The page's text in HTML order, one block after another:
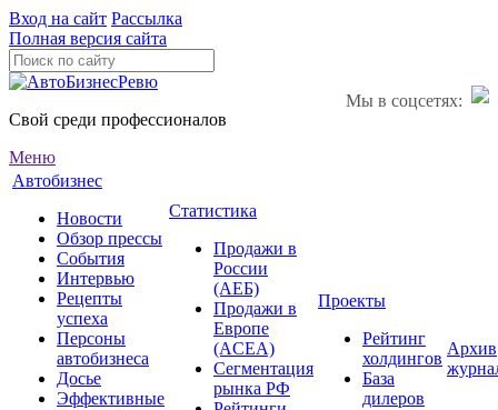
Вход на сайт Рассылка
Полная версия сайта
Мы в соцсетях:
Свой среди профессионалов
Меню
Автобизнес
Новости
Обзор прессы
События
Интервью
Рецепты
успеха
Персоны
автобизнеса
Досье
Эффективные
Статистика
Продажи в
России
(АЕБ)
Продажи в
Европе
(ACEA)
Сегментация
рынка РФ
Проекты
Рейтинг
холдингов
База
дилеров
Архив